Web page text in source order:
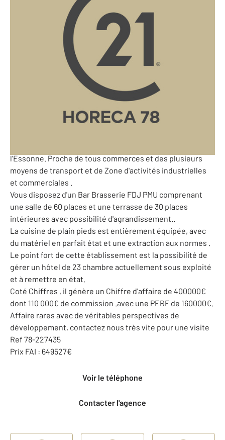
649 527 €
PERF (Potentiel de l'Entreprise et Rentabilité Financière)
91-Bar Brasserie FDJ -Hôtel - secteur Palaiseau avec
Century21horeca Versailles vous propose à la vente , ce
l'Essonne. Proche de tous commerces et des plusieurs
moyens de transport et de Zone d'activités industrielles
et commerciales .
Vous disposez d'un Bar Brasserie FDJ PMU comprenant
une salle de 60 places et une terrasse de 30 places
intérieures avec possibilité d'agrandissement..
La cuisine de plain pieds est entièrement équipée, avec
du matériel en parfait état et une extraction aux normes .
Le point fort de cette établissement est la possibilité de
gérer un hôtel de 23 chambre actuellement sous exploité
et à remettre en état.
Coté Chiffres , il génère un Chiffre d'affaire de 400000€
dont 110 000€ de commission .avec une PERF de 160000€.
Affaire rares avec de véritables perspectives de
développement, contactez nous très vite pour une visite
Ref 78-227435
Prix FAI : 649527€
Voir le téléphone
Contacter l'agence